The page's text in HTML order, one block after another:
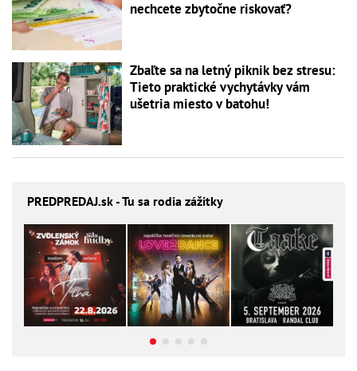
nechcete zbytočne riskovať?
Zbaľte sa na letný piknik bez stresu:
Tieto praktické vychytávky vám
ušetria miesto v batohu!
PREDPREDAJ.sk - Tu sa rodia zážitky